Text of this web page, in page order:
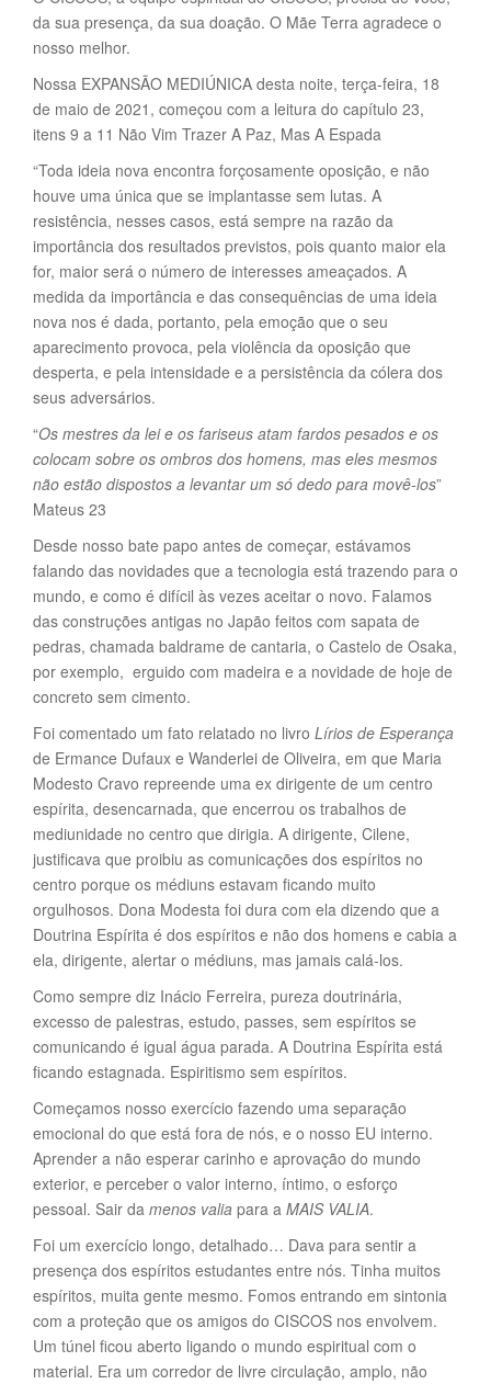
da sua presença, da sua doação. O Mãe Terra agradece o
nosso melhor.
Nossa EXPANSÃO MEDIÚNICA desta noite, terça-feira, 18
de maio de 2021, começou com a leitura do capítulo 23,
itens 9 a 11 Não Vim Trazer A Paz, Mas A Espada
“Toda ideia nova encontra forçosamente oposição, e não
houve uma única que se implantasse sem lutas. A
resistência, nesses casos, está sempre na razão da
importância dos resultados previstos, pois quanto maior ela
for, maior será o número de interesses ameaçados. A
medida da importância e das consequências de uma ideia
nova nos é dada, portanto, pela emoção que o seu
aparecimento provoca, pela violência da oposição que
desperta, e pela intensidade e a persistência da cólera dos
seus adversários.
“Os mestres da lei e os fariseus atam fardos pesados e os
colocam sobre os ombros dos homens, mas eles mesmos
não estão dispostos a levantar um só dedo para movê-los”
Mateus 23
Desde nosso bate papo antes de começar, estávamos
falando das novidades que a tecnologia está trazendo para o
mundo, e como é difícil às vezes aceitar o novo. Falamos
das construções antigas no Japão feitos com sapata de
pedras, chamada baldrame de cantaria, o Castelo de Osaka,
por exemplo, erguido com madeira e a novidade de hoje de
concreto sem cimento.
Foi comentado um fato relatado no livro Lírios de Esperança
de Ermance Dufaux e Wanderlei de Oliveira, em que Maria
Modesto Cravo repreende uma ex dirigente de um centro
espírita, desencarnada, que encerrou os trabalhos de
mediunidade no centro que dirigia. A dirigente, Cilene,
justificava que proibiu as comunicações dos espíritos no
centro porque os médiuns estavam ficando muito
orgulhosos. Dona Modesta foi dura com ela dizendo que a
Doutrina Espírita é dos espíritos e não dos homens e cabia a
ela, dirigente, alertar o médiuns, mas jamais calá-los.
Como sempre diz Inácio Ferreira, pureza doutrinária,
excesso de palestras, estudo, passes, sem espíritos se
comunicando é igual água parada. A Doutrina Espírita está
ficando estagnada. Espiritismo sem espíritos.
Começamos nosso exercício fazendo uma separação
emocional do que está fora de nós, e o nosso EU interno.
Aprender a não esperar carinho e aprovação do mundo
exterior, e perceber o valor interno, íntimo, o esforço
pessoal. Sair da menos valia para a MAIS VALIA.
Foi um exercício longo, detalhado… Dava para sentir a
presença dos espíritos estudantes entre nós. Tinha muitos
espíritos, muita gente mesmo. Fomos entrando em sintonia
com a proteção que os amigos do CISCOS nos envolvem.
Um túnel ficou aberto ligando o mundo espiritual com o
material. Era um corredor de livre circulação, amplo, não